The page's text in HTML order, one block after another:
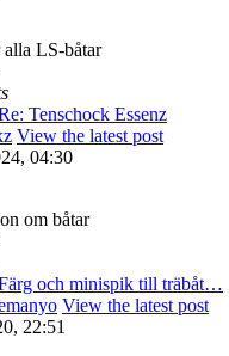
LS-båtar
Tenschock Essenz
View the latest post
04:30
om båtar
och minispik till träbåt…
View the latest post
22:51